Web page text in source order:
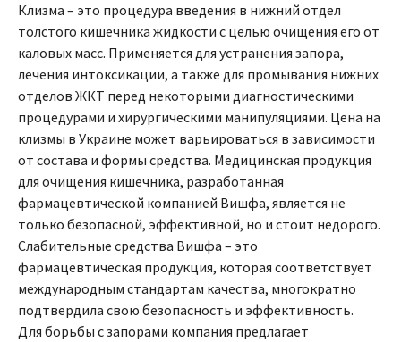
Клизма – это процедура введения в нижний отдел
толстого кишечника жидкости с целью очищения его от
каловых масс. Применяется для устранения запора,
лечения интоксикации, а также для промывания нижних
отделов ЖКТ перед некоторыми диагностическими
процедурами и хирургическими манипуляциями. Цена на
клизмы в Украине может варьироваться в зависимости
от состава и формы средства. Медицинская продукция
для очищения кишечника, разработанная
фармацевтической компанией Вишфа, является не
только безопасной, эффективной, но и стоит недорого.
Слабительные средства Вишфа – это
фармацевтическая продукция, которая соответствует
международным стандартам качества, многократно
подтвердила свою безопасность и эффективность.
Для борьбы с запорами компания предлагает